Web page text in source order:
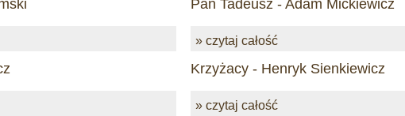
Pan Tadeusz - Adam Mickiewicz
» czytaj całość
Krzyżacy - Henryk Sienkiewicz
» czytaj całość